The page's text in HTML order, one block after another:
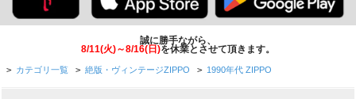
誠に勝手ながら、
8/11(火)～8/16(日)を休業とさせて頂きます。
> カテゴリ一覧 > 絶版・ヴィンテージZIPPO > 1990年代 ZIPPO